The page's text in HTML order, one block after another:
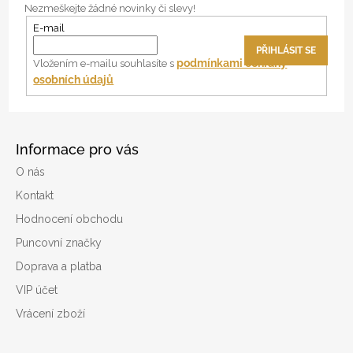
Informace pro vás
O nás
Kontakt
Hodnocení obchodu
Puncovní značky
Doprava a platba
VIP účet
Vrácení zboží
Nezmeškejte žádné novinky či slevy!
E-mail
Vložením e-mailu souhlasíte spodmínkami ochrany
osobních údajů
PŘIHLÁSIT SE